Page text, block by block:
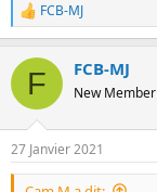
R
e
c
i
s
:
FCB-MJ
F FCB-MJ
New Member
27 Janvier 2021